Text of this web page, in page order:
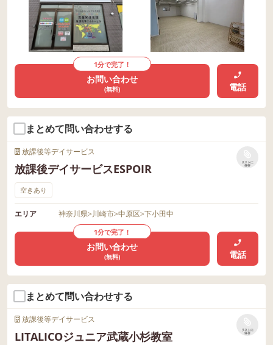
1分で完了！
お問い合わせ
(無料) 電話
まとめて問い合わせする
放課後等デイサービス
放課後デイサービスESPOIR
リストに
保存
空きあり
エリア 神奈川県>川崎市>中原区>下小田中
1分で完了！
お問い合わせ
(無料) 電話
まとめて問い合わせする
放課後等デイサービス
LITALICOジュニア武蔵小杉教室
リストに
保存